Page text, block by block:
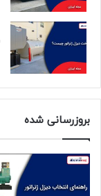
بروزرسانی شده